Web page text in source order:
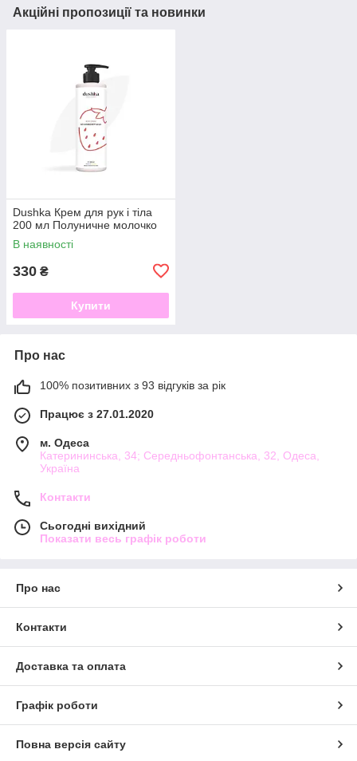
Акційні пропозиції та новинки
Dushka Крем для рук і тіла
200 мл Полуничне молочко
В наявності
330 ₴
Купити
Про нас
100% позитивних з 93 відгуків за рік
Працює з 27.01.2020
м. Одеса
Катерининська, 34; Середньофонтанська, 32, Одеса,
Україна
Контакти
Сьогодні вихідний
Показати весь графік роботи
Про нас
Контакти
Доставка та оплата
Графік роботи
Повна версія сайту